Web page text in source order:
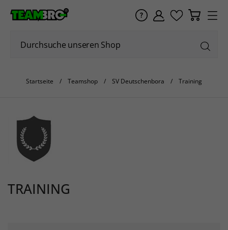
Startseite Teamshop SV Deutschenbora Training
TRAINING